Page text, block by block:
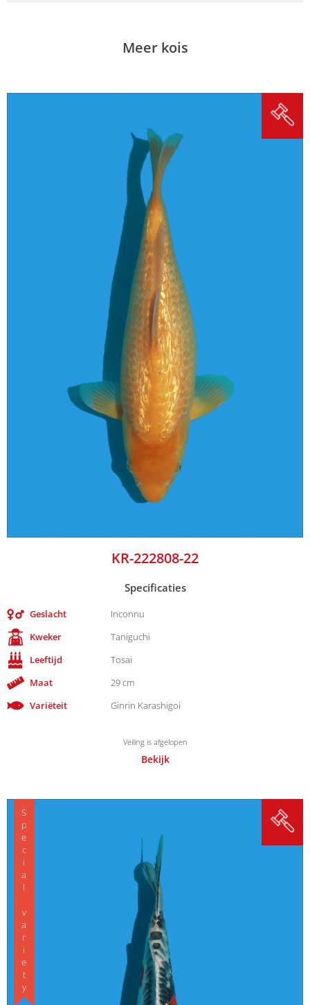
Meer kois
KR-222808-22
Specificaties
Geslacht
Inconnu
Kweker
Taniguchi
Leeftijd
Tosai
Maat
29 cm
Variëteit
Ginrin Karashigoi
Veiling is afgelopen
Bekijk
Special variety